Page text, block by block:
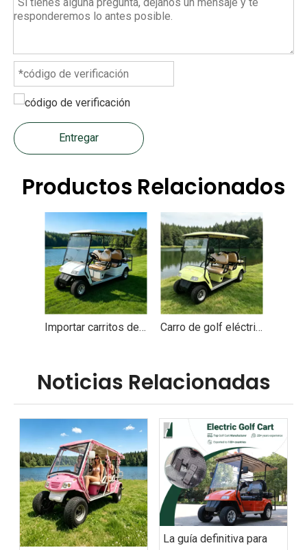
Entregar
Productos Relacionados
Importar carritos de golf para personas de 6 plazas al por mayor - EG2048KSZ Carro de golf eléctrico con buggy para visitas turísticas para 6 personas - EG2048KSZ
Noticias Relacionadas
La guía definitiva para